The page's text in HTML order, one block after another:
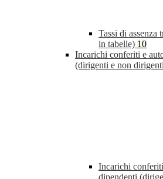
Tassi di assenza
in tabelle) 10
Incarichi conferiti e
(dirigenti e non
Incarichi